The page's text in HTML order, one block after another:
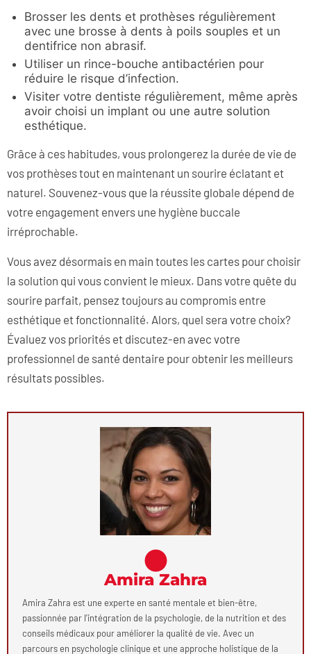
Brosser les dents et prothèses régulièrement
avec une brosse à dents à poils souples et un
dentifrice non abrasif.
Utiliser un rince-bouche antibactérien pour
réduire le risque d’infection.
Visiter votre dentiste régulièrement, même après
avoir choisi un implant ou une autre solution
esthétique.
Grâce à ces habitudes, vous prolongerez la durée de vie de
vos prothèses tout en maintenant un sourire éclatant et
naturel. Souvenez-vous que la réussite globale dépend de
votre engagement envers une hygiène buccale
irréprochable.
Vous avez désormais en main toutes les cartes pour choisir
la solution qui vous convient le mieux. Dans votre quête du
sourire parfait, pensez toujours au compromis entre
esthétique et fonctionnalité. Alors, quel sera votre choix?
Évaluez vos priorités et discutez-en avec votre
professionnel de santé dentaire pour obtenir les meilleurs
résultats possibles.
Amira Zahra
Amira Zahra est une experte en santé mentale et bien-être,
passionnée par l’intégration de la psychologie, de la nutrition et des
conseils médicaux pour améliorer la qualité de vie. Avec un
parcours en psychologie clinique et une approche holistique de la